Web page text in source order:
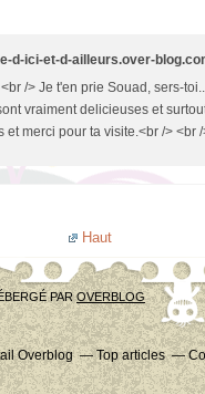
d-ici-et-d-ailleurs.over-
/> Je t'en prie Souad, sers-
vraiment delicieuses et
et merci pour ta visite.<br /> <br
Haut
PAROVERBLOG
Overblog Top articles